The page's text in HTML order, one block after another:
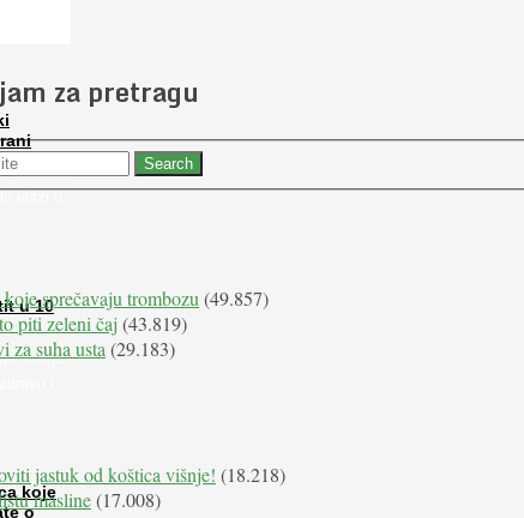
nabaviti
u 10
stroge
i
koje
o
za pretragu
sprečavaju trombozu (49.857)
piti zeleni čaj (43.819)
za suha usta (29.183)
jastuk od koštica višnje! (18.218)
masline(17.008)